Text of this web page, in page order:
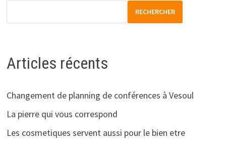
RECHERCHER
Articles récents
Changement de planning de conférences à Vesoul
La pierre qui vous correspond
Les cosmetiques servent aussi pour le bien etre